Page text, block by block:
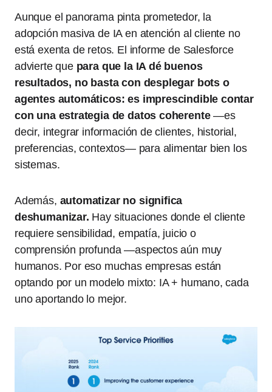
Aunque el panorama pinta prometedor, la
adopción masiva de IA en atención al cliente no
está exenta de retos. El informe de Salesforce
advierte que para que la IA dé buenos
resultados, no basta con desplegar bots o
agentes automáticos: es imprescindible contar
con una estrategia de datos coherente—es
decir, integrar información de clientes, historial,
preferencias, contextos— para alimentar bien los
sistemas.
Además, automatizar no significa
deshumanizar. Hay situaciones donde el cliente
requiere sensibilidad, empatía, juicio o
comprensión profunda —aspectos aún muy
humanos. Por eso muchas empresas están
optando por un modelo mixto: IA + humano, cada
uno aportando lo mejor.